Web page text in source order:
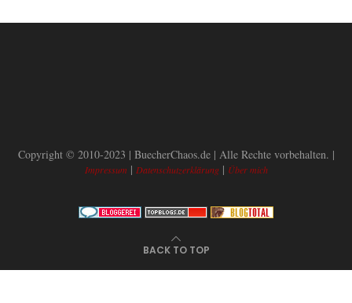
Copyright © 2010-2023 | BuecherChaos.de | Alle Rechte vorbehalten. |
Impressum | Datenschutzerklärung| Über mich
BACK TO TOP